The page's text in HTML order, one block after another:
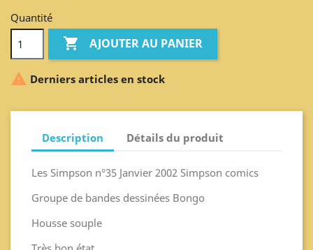
Quantité
 AJOUTER AU PANIER
 Derniers articles en stock
Description Détails du produit
Les Simpson n°35 Janvier 2002 Simpson comics
Groupe de bandes dessinées Bongo
Housse souple